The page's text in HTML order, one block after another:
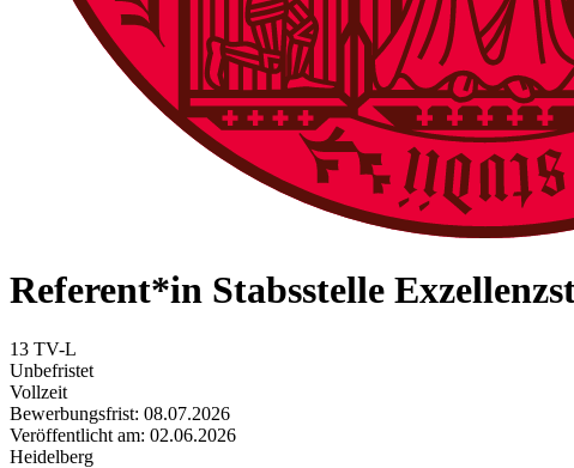
Referent*in Stabsstelle
13 TV-L
Unbefristet
Vollzeit
Bewerbungsfrist: 08.07.2026
Veröffentlicht am: 02.06.2026
Heidelberg